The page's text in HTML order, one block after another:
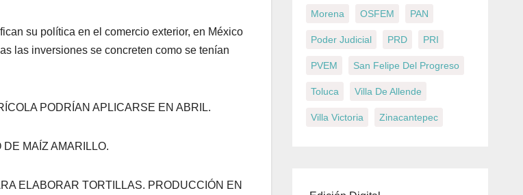
su política en el comercio exterior, en México
las inversiones se concreten como se tenían
PODRÍAN APLICARSE EN ABRIL.
MAÍZ AMARILLO.
ELABORAR TORTILLAS. PRODUCCIÓN EN
Morena OSFEM PAN
Poder Judicial PRD PRI
PVEM San Felipe Del Progreso
Toluca Villa De Allende
Villa Victoria Zinacantepec